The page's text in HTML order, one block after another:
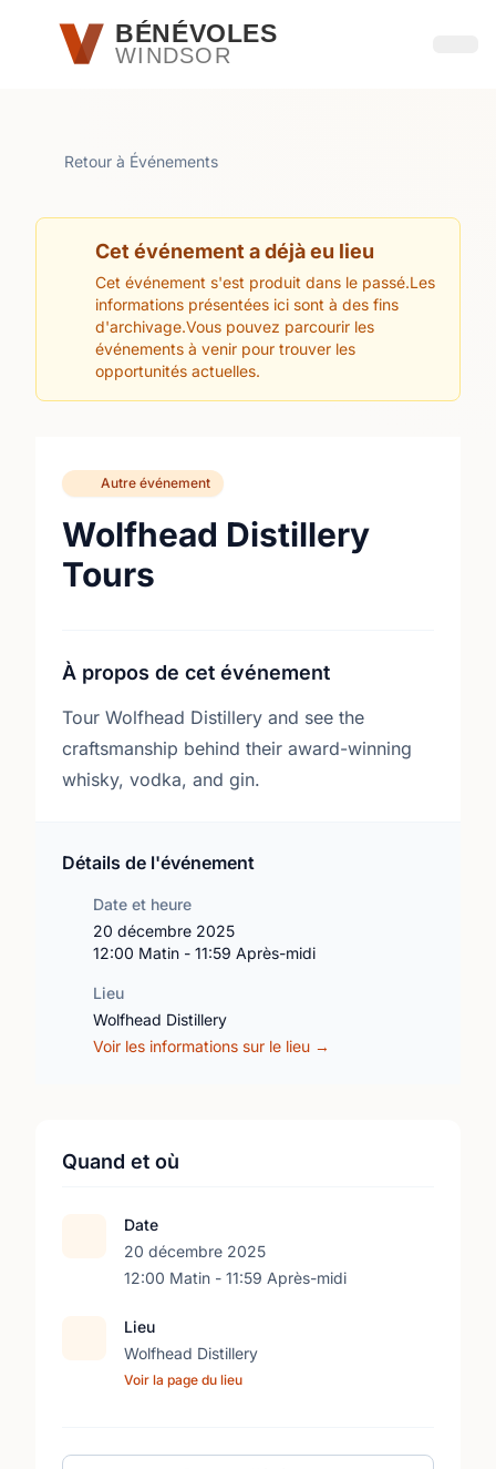
Passer au contenu principal
BÉNÉVOLES
WINDSOR
Retour à Événements
Cet événement a déjà eu lieu
Cet événement s'est produit dans le passé.Les
informations présentées ici sont à des fins
d'archivage.Vous pouvez parcourir les
événements à venir pour trouver les
opportunités actuelles.
Autre événement
Wolfhead Distillery
Tours
À propos de cet événement
Tour Wolfhead Distillery and see the
craftsmanship behind their award-winning
whisky, vodka, and gin.
Détails de l'événement
Date et heure
20 décembre 2025
12:00 Matin - 11:59 Après-midi
Lieu
Wolfhead Distillery
Voir les informations sur le lieu →
Quand et où
Date
20 décembre 2025
12:00 Matin - 11:59 Après-midi
Lieu
Wolfhead Distillery
Voir la page du lieu